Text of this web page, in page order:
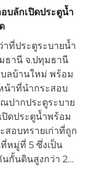
บลักเปิดประตูน้ำ
าที่ประตูระบายน้ำ
ธานี จ.ปทุมธานี
ลบ้านใหม่ พร้อม
น้าที่นำกระสอบ
ปากประตูระบาย
ดประตูน้ำพร้อม
สอบทรายเก่าที่ถูก
หมู่ที่ 5 ซึ่งเป็น
กั้นดินสูงกว่า 2…